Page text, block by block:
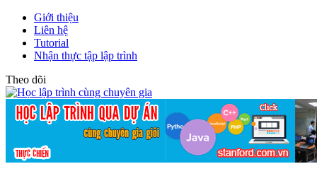
Giới thiệu
Liên hệ
Tutorial
Nhận thực tập lập trình
Theo dõi